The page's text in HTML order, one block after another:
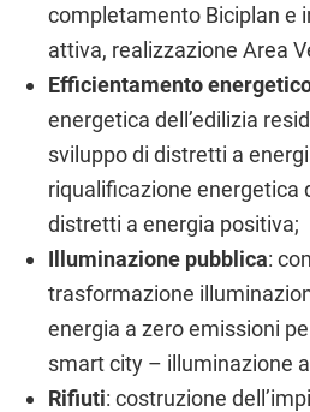
completamento Biciplan e
attiva, realizzazione Area
Efficientamento
energetica dell’edilizia
sviluppo di distretti a
riqualificazione energetica
distretti a energia positiva;
Illuminazione pubblica:
trasformazione
energia a zero emissioni
smart city – illuminazione
Rifiuti: costruzione